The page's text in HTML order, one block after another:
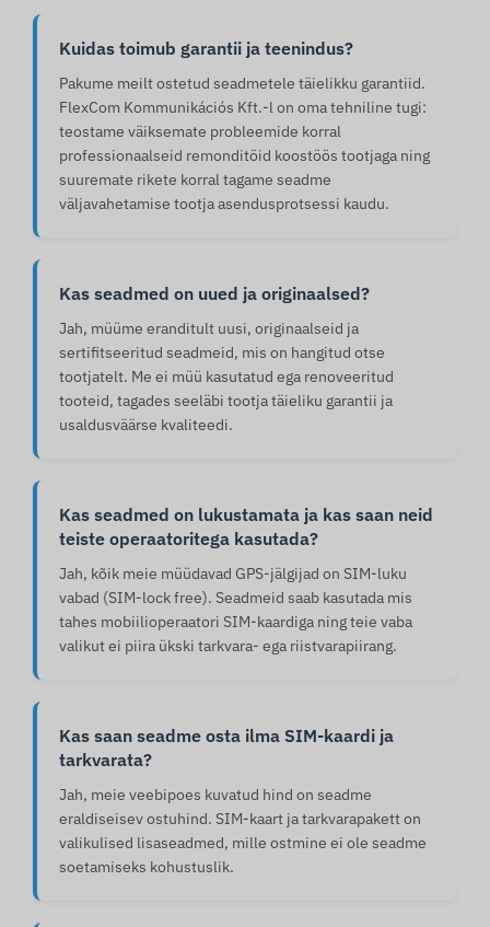
Kuidas toimub garantii ja teenindus?
Pakume meilt ostetud seadmetele täielikku garantiid.
FlexCom Kommunikációs Kft.-l on oma tehniline tugi:
teostame väiksemate probleemide korral
professionaalseid remonditöid koostöös tootjaga ning
suuremate rikete korral tagame seadme
väljavahetamise tootja asendusprotsessi kaudu.
Kas seadmed on uued ja originaalsed?
Jah, müüme eranditult uusi, originaalseid ja
sertifitseeritud seadmeid, mis on hangitud otse
tootjatelt. Me ei müü kasutatud ega renoveeritud
tooteid, tagades seeläbi tootja täieliku garantii ja
usaldusväärse kvaliteedi.
Kas seadmed on lukustamata ja kas saan neid
teiste operaatoritega kasutada?
Jah, kõik meie müüdavad GPS-jälgijad on SIM-luku
vabad (SIM-lock free). Seadmeid saab kasutada mis
tahes mobiilioperaatori SIM-kaardiga ning teie vaba
valikut ei piira ükski tarkvara- ega riistvarapiirang.
Kas saan seadme osta ilma SIM-kaardi ja
tarkvarata?
Jah, meie veebipoes kuvatud hind on seadme
eraldiseisev ostuhind. SIM-kaart ja tarkvarapakett on
valikulised lisaseadmed, mille ostmine ei ole seadme
soetamiseks kohustuslik.